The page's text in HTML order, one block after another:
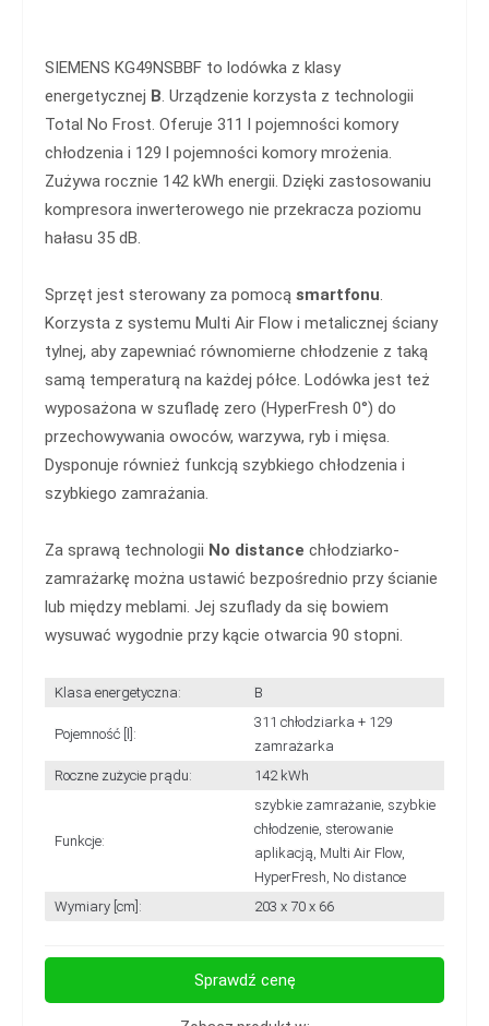
SIEMENS KG49NSBBF to lodówka z klasy
energetycznej B. Urządzenie korzysta z technologii
Total No Frost. Oferuje 311 l pojemności komory
chłodzenia i 129 l pojemności komory mrożenia.
Zużywa rocznie 142 kWh energii. Dzięki zastosowaniu
kompresora inwerterowego nie przekracza poziomu
hałasu 35 dB.
Sprzęt jest sterowany za pomocą smartfonu.
Korzysta z systemu Multi Air Flow i metalicznej ściany
tylnej, aby zapewniać równomierne chłodzenie z taką
samą temperaturą na każdej półce. Lodówka jest też
wyposażona w szufladę zero (HyperFresh 0°) do
przechowywania owoców, warzywa, ryb i mięsa.
Dysponuje również funkcją szybkiego chłodzenia i
szybkiego zamrażania.
Za sprawą technologii No distance chłodziarko-
zamrażarkę można ustawić bezpośrednio przy ścianie
lub między meblami. Jej szuflady da się bowiem
wysuwać wygodnie przy kącie otwarcia 90 stopni.
Klasa energetyczna: B
Pojemność [l]:
311 chłodziarka + 129
zamrażarka
Roczne zużycie prądu:
142 kWh
Funkcje:
szybkie zamrażanie, szybkie
chłodzenie, sterowanie
aplikacją, Multi Air Flow,
HyperFresh, No distance
Wymiary [cm]:
203 x 70 x 66
Sprawdź cenę